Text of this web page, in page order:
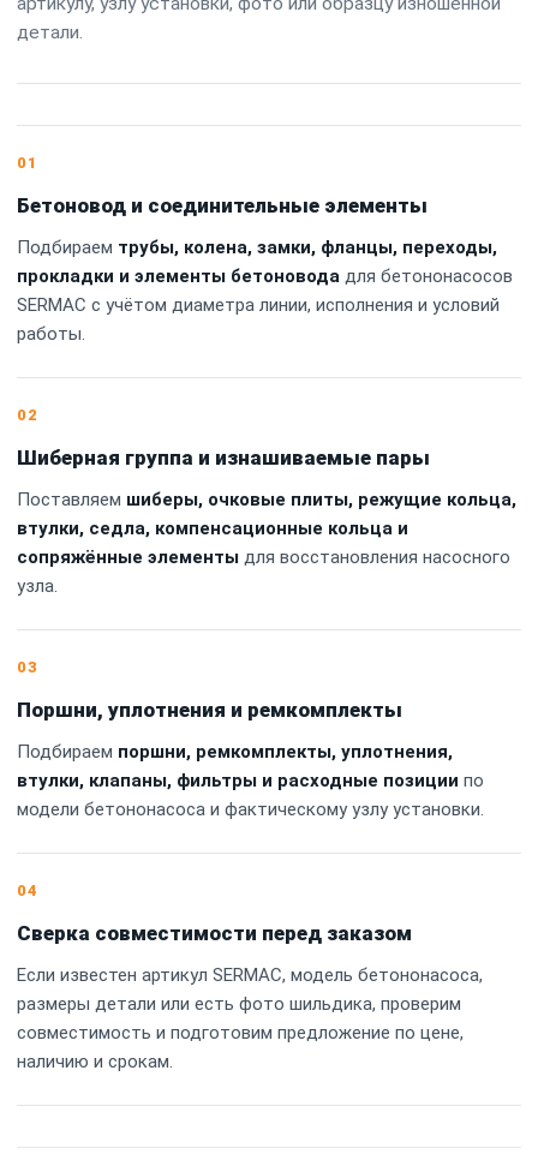
детали.
01
Бетоновод и соединительные элементы
Подбираем трубы, колена, замки, фланцы, переходы,
прокладки и элементы бетоновода для бетононасосов
SERMAC с учётом диаметра линии, исполнения и условий
работы.
02
Шиберная группа и изнашиваемые пары
Поставляем шиберы, очковые плиты, режущие кольца,
втулки, седла, компенсационные кольца и
сопряжённые элементы для восстановления насосного
узла.
03
Поршни, уплотнения и ремкомплекты
Подбираем поршни, ремкомплекты, уплотнения,
втулки, клапаны, фильтры и расходные позиции по
модели бетононасоса и фактическому узлу установки.
04
Сверка совместимости перед заказом
Если известен артикул SERMAC, модель бетононасоса,
размеры детали или есть фото шильдика, проверим
совместимость и подготовим предложение по цене,
наличию и срокам.